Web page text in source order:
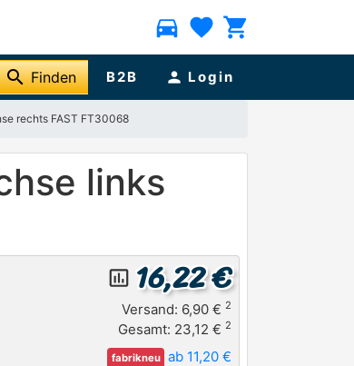
directions_car favorite shopping_cart
search Finden B2B person Login
rechts FAST FT30068
links
insert_chart_outlined 16,22 €
Versand: 6,90 € 2
Gesamt: 23,12 € 2
fabrikneu ab 11,20 €